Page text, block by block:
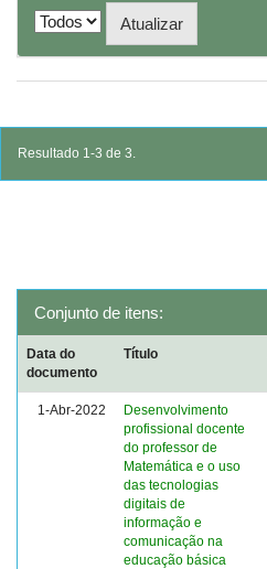
Resultado 1-3 de 3.
Conjunto de itens:
Data do
documento
Título
1-Abr-2022
Desenvolvimento
profissional docente
do professor de
Matemática e o uso
das tecnologias
digitais de
informação e
comunicação na
educação básica